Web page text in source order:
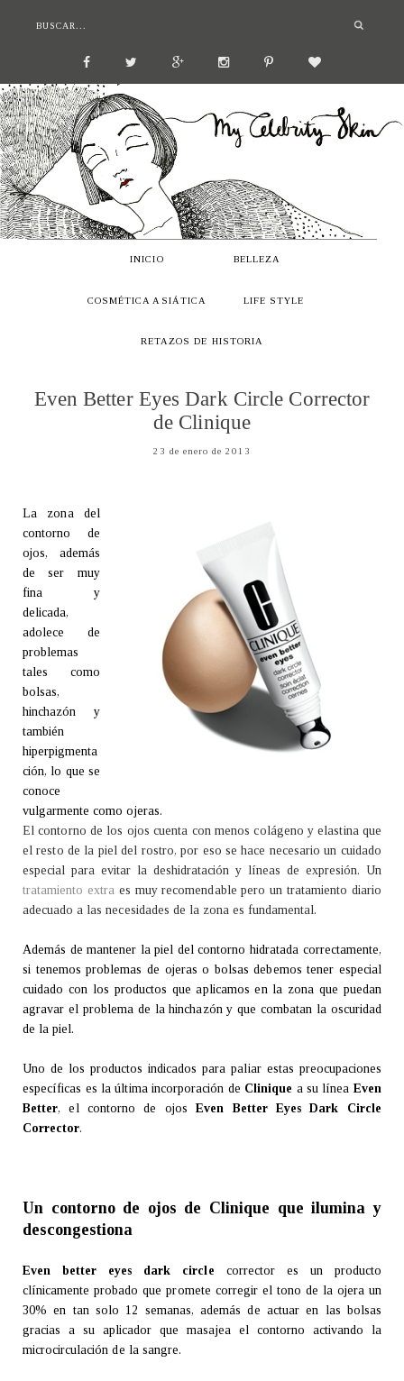
INICIO BELLEZA
COSMÉTICA ASIÁTICA LIFE STYLE
RETAZOS DE HISTORIA
Even Better Eyes Dark Circle Corrector
de Clinique
23 de enero de 2013
La zona del
contorno de
ojos, además
de ser muy
fina y
delicada,
adolece de
problemas
tales como
bolsas,
hinchazón y
también
hiperpigmenta
ción, lo que se
conoce
vulgarmente como ojeras.
El contorno de los ojos cuenta con menos colágeno y elastina que
el resto de la piel del rostro, por eso se hace necesario un cuidado
especial para evitar la deshidratación y líneas de expresión. Un
tratamiento extra es muy recomendable pero un tratamiento diario
adecuado a las necesidades de la zona es fundamental.
Además de mantener la piel del contorno hidratada correctamente,
si tenemos problemas de ojeras o bolsas debemos tener especial
cuidado con los productos que aplicamos en la zona que puedan
agravar el problema de la hinchazón y que combatan la oscuridad
de la piel.
Uno de los productos indicados para paliar estas preocupaciones
específicas es la última incorporación de Clinique a su líneaEven
Better, el contorno de ojosEven Better Eyes Dark Circle
Corrector.
Un contorno de ojos de Clinique que ilumina y
descongestiona
Even better eyes dark circle corrector es un producto
clínicamente probado que promete corregir el tono de la ojera un
30% en tan solo 12 semanas, además de actuar en las bolsas
gracias a su aplicador que masajea el contorno activando la
microcirculación de la sangre.